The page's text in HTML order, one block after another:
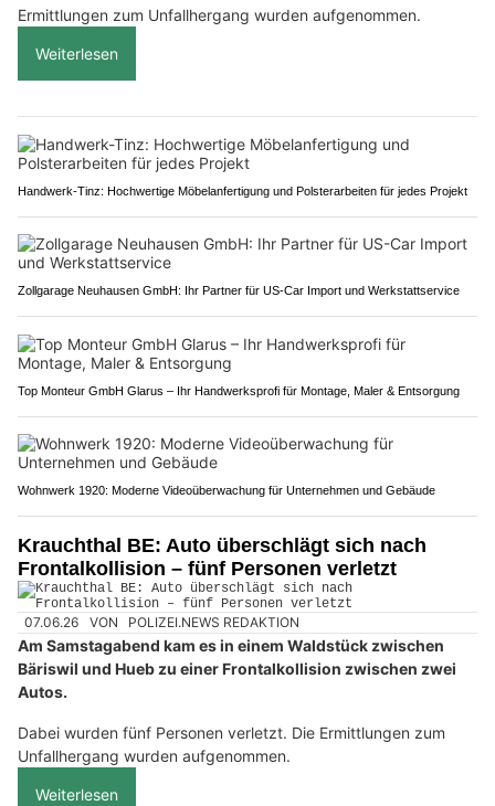
Ermittlungen zum Unfallhergang wurden aufgenommen.
Weiterlesen
Handwerk-Tinz: Hochwertige Möbelanfertigung und Polsterarbeiten für jedes Projekt
Zollgarage Neuhausen GmbH: Ihr Partner für US-Car Import und Werkstattservice
Top Monteur GmbH Glarus – Ihr Handwerksprofi für Montage, Maler & Entsorgung
Wohnwerk 1920: Moderne Videoüberwachung für Unternehmen und Gebäude
Krauchthal BE: Auto überschlägt sich nach
Frontalkollision – fünf Personen verletzt
07.06.26 VON POLIZEI.NEWS REDAKTION
Am Samstagabend kam es in einem Waldstück zwischen
Bäriswil und Hueb zu einer Frontalkollision zwischen zwei
Autos.
Dabei wurden fünf Personen verletzt. Die Ermittlungen zum
Unfallhergang wurden aufgenommen.
Weiterlesen